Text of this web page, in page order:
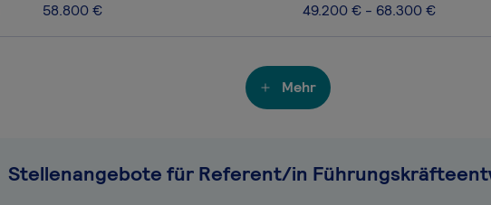
58.800 € 49.200 € - 68.300 €
Mehr
Stellenangebote für Referent/in